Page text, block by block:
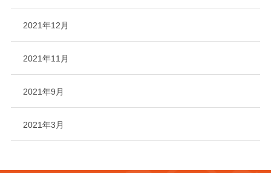
2021年12月
2021年11月
2021年9月
2021年3月